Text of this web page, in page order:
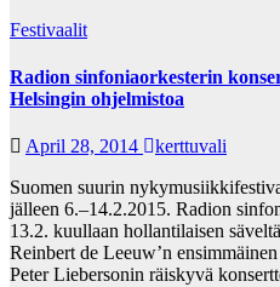
Festivaalit
Radion sinfoniaorkesterin
Helsingin ohjelmistoa
April 28, 2014
kerttuvali
Suomen suurin
jälleen 6.–14.2.2015. Radion
13.2. kuullaan hollantilaisen
Reinbert de Leeuw’n
Peter Liebersonin räiskyvä